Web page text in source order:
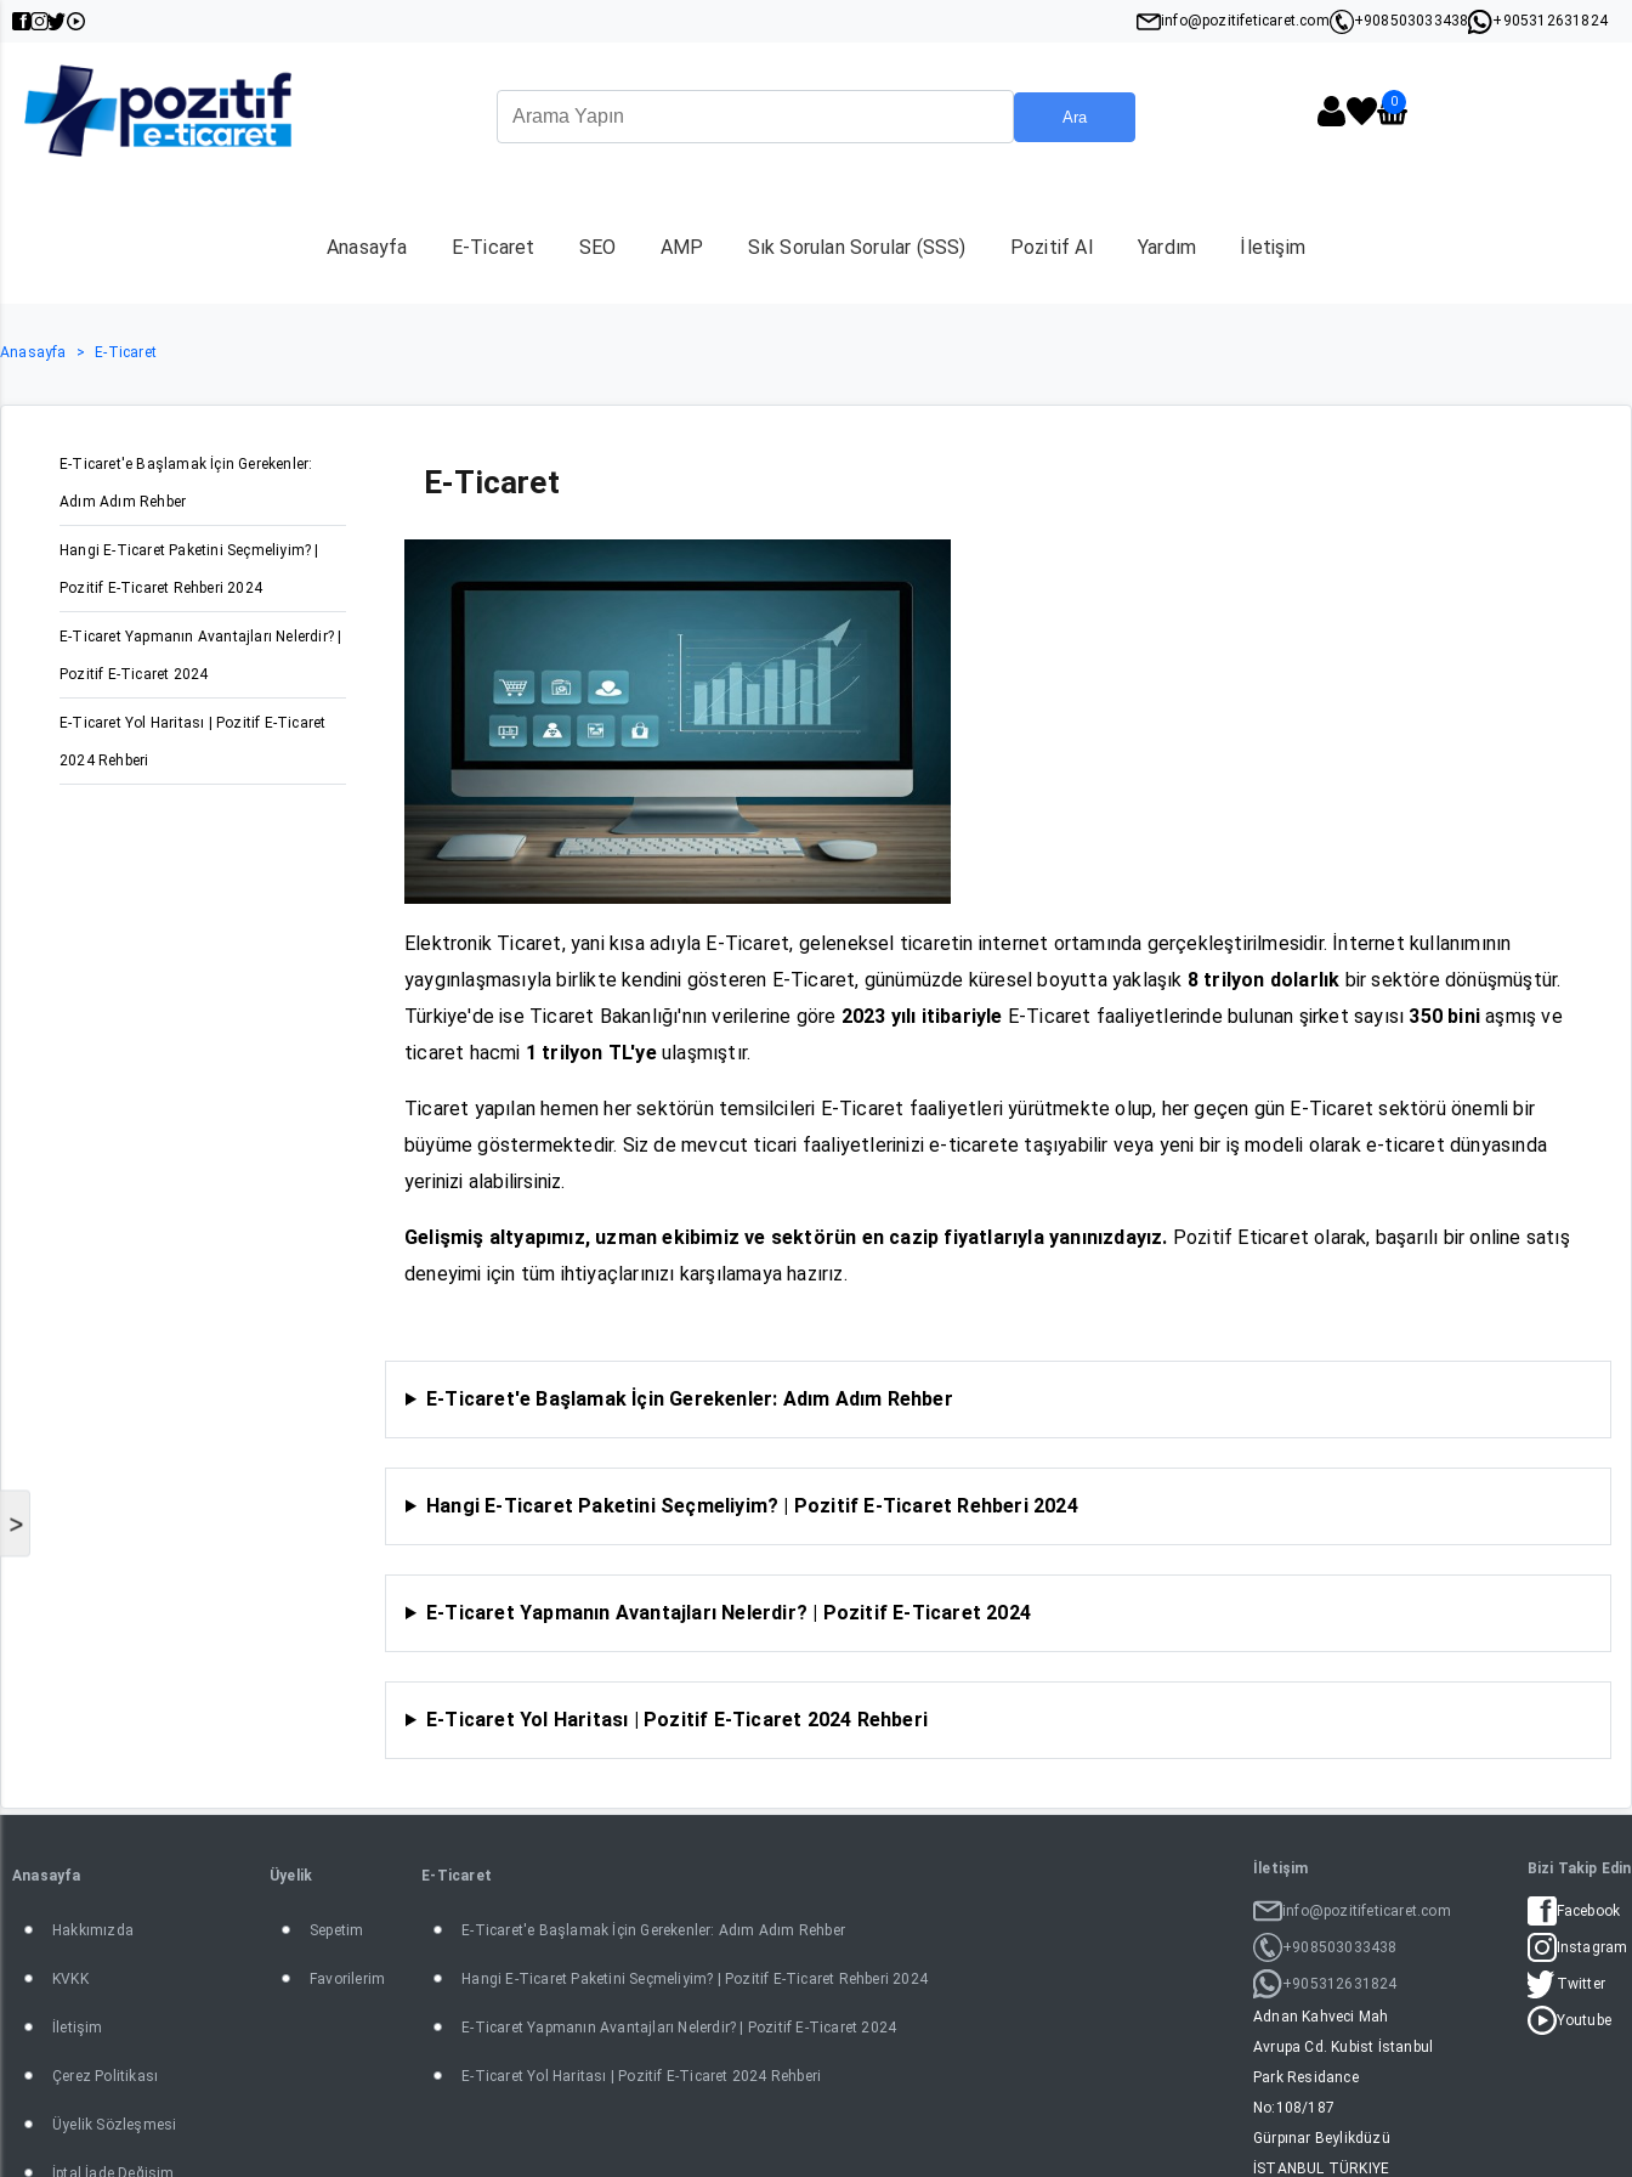
info@pozitifeticaret.com +908503033438 +905312631824
Ara
0
Anasayfa E-Ticaret SEO AMP Sık Sorulan Sorular (SSS) Pozitif AI Yardım İletişim
>
Anasayfa E-Ticaret
E-Ticaret'e Başlamak İçin Gerekenler:
Adım Adım Rehber
Hangi E-Ticaret Paketini Seçmeliyim? |
Pozitif E-Ticaret Rehberi 2024
E-Ticaret Yapmanın Avantajları Nelerdir? |
Pozitif E-Ticaret 2024
E-Ticaret Yol Haritası | Pozitif E-Ticaret
2024 Rehberi
E-Ticaret
Elektronik Ticaret, yani kısa adıyla E-Ticaret, geleneksel ticaretin internet ortamında gerçekleştirilmesidir. İnternet kullanımının
yaygınlaşmasıyla birlikte kendini gösteren E-Ticaret, günümüzde küresel boyutta yaklaşık 8 trilyon dolarlık bir sektöre dönüşmüştür.
Türkiye'de ise Ticaret Bakanlığı'nın verilerine göre 2023 yılı itibariyle E-Ticaret faaliyetlerinde bulunan şirket sayısı 350 bini aşmış ve
ticaret hacmi 1 trilyon TL'yeulaşmıştır.
Ticaret yapılan hemen her sektörün temsilcileri E-Ticaret faaliyetleri yürütmekte olup, her geçen gün E-Ticaret sektörü önemli bir
büyüme göstermektedir. Siz de mevcut ticari faaliyetlerinizi e-ticarete taşıyabilir veya yeni bir iş modeli olarak e-ticaret dünyasında
yerinizi alabilirsiniz.
Gelişmiş altyapımız, uzman ekibimiz ve sektörün en cazip fiyatlarıyla yanınızdayız. Pozitif Eticaret olarak, başarılı bir online satış
deneyimi için tüm ihtiyaçlarınızı karşılamaya hazırız.
E-Ticaret'e Başlamak İçin Gerekenler: Adım Adım Rehber
Hangi E-Ticaret Paketini Seçmeliyim? | Pozitif E-Ticaret Rehberi 2024
E-Ticaret Yapmanın Avantajları Nelerdir? | Pozitif E-Ticaret 2024
E-Ticaret Yol Haritası | Pozitif E-Ticaret 2024 Rehberi
Anasayfa
Hakkımızda
KVKK
İletişim
Çerez Politikası
Üyelik Sözleşmesi
İptal İade Değişim
Üyelik
Sepetim
Favorilerim
E-Ticaret
E-Ticaret'e Başlamak İçin Gerekenler: Adım Adım Rehber
Hangi E-Ticaret Paketini Seçmeliyim? | Pozitif E-Ticaret Rehberi 2024
E-Ticaret Yapmanın Avantajları Nelerdir? | Pozitif E-Ticaret 2024
E-Ticaret Yol Haritası | Pozitif E-Ticaret 2024 Rehberi
İletişim
info@pozitifeticaret.com
+908503033438
+905312631824
Adnan Kahveci Mah
Avrupa Cd. Kubist İstanbul
Park Residance
No:108/187
Gürpınar Beylikdüzü
İSTANBUL TÜRKIYE
Bizi Takip Edin
Facebook
Instagram
Twitter
Youtube